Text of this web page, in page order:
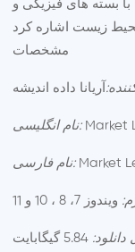
بسته های فیزیکی و
مشخصات
نام انگلیسی:Market
نام فارسی:
ویندوز 7، 8 ، 10 و 11